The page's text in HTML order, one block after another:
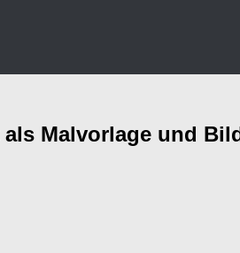
Malvorlage und